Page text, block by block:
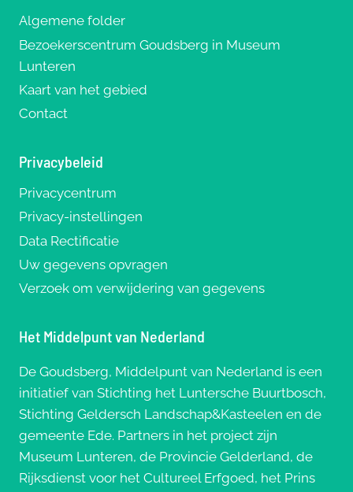
Algemene folder
Bezoekerscentrum Goudsberg in Museum
Lunteren
Kaart van het gebied
Contact
Privacybeleid
Privacycentrum
Privacy-instellingen
Data Rectificatie
Uw gegevens opvragen
Verzoek om verwijdering van gegevens
Het Middelpunt van Nederland
De Goudsberg, Middelpunt van Nederland is een
initiatief van Stichting het Luntersche Buurtbosch,
Stichting Geldersch Landschap&Kasteelen en de
gemeente Ede. Partners in het project zijn
Museum Lunteren, de Provincie Gelderland, de
Rijksdienst voor het Cultureel Erfgoed, het Prins